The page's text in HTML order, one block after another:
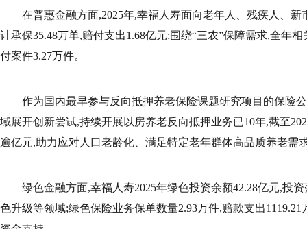
在普惠金融方面,2025年,幸福人寿面向老年人、残疾人、
计承保35.48万单,赔付支出1.68亿元;围绕“三农”保障需求,全年
付案件3.27万件。
作为国内最早参与反向抵押养老保险课题研究项目的保险
域展开创新尝试,持续开展以房养老反向抵押业务已10年,截至
逾亿元,助力应对人口老龄化、满足特定老年群体高品质养老需
绿色金融方面,幸福人寿2025年绿色投资余额42.28亿元,投
色升级等领域;绿色保险业务保单数量2.93万件,赔款支出